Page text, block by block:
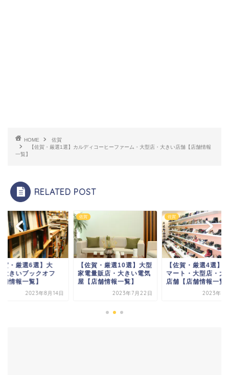
HOME
佐賀
【佐賀・厳選1選】カルディコーヒーファーム・大型店・大きい店舗【店舗情報
一覧】
RELATED POST
賀・厳選6選】大
大きいブックオフ
舗情報一覧】
2023年8月14日
佐賀
【佐賀・厳選10選】大型
家電量販店・大きい電気
屋【店舗情報一覧】
2023年7月22日
佐賀
【佐賀・厳選4選】
マート・大型店・大
店舗【店舗情報一覧
2023年9